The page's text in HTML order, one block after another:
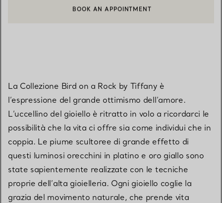
CONTATTA UN CONSULENTE CLIENTI O PRENOTA UN
BOOK AN APPOINTMENT
La Collezione Bird on a Rock by Tiffany è
l’espressione del grande ottimismo dell’amore.
L’uccellino del gioiello è ritratto in volo a ricordarci le
possibilità che la vita ci offre sia come individui che in
coppia. Le piume scultoree di grande effetto di
questi luminosi orecchini in platino e oro giallo sono
state sapientemente realizzate con le tecniche
proprie dell’alta gioielleria. Ogni gioiello coglie la
grazia del movimento naturale, che prende vita